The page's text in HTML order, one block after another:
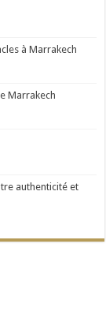
à Marrakech
Marrakech
authenticité et